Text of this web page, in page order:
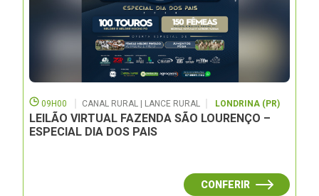
09H00 CANAL RURAL | LANCE RURAL LONDRINA (PR)
LEILÃO VIRTUAL FAZENDA SÃO LOURENÇO –
ESPECIAL DIA DOS PAIS
CONFERIR